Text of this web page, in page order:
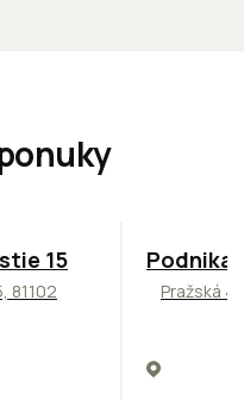
15
81102
Pražská